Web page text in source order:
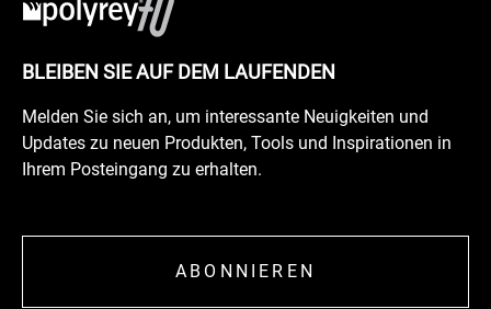
BLEIBEN SIE AUF DEM LAUFENDEN
Melden Sie sich an, um interessante Neuigkeiten und
Updates zu neuen Produkten, Tools und Inspirationen in
Ihrem Posteingang zu erhalten.
ABONNIEREN